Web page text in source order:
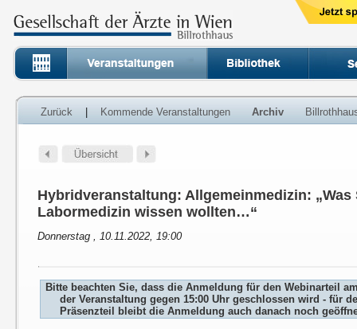
Zurück Kommende Veranstaltungen Archiv
Hybridveranstaltung: Allgemeinmedizin:
Labormedizin wissen wollten…“
Donnerstag , 10.11.2022, 19:00
Bitte beachten Sie, dass die Anmeldung für den Webinarteil
der Veranstaltung gegen 15:00 Uhr geschlossen wird - für
Präsenzteil bleibt die Anmeldung auch danach noch